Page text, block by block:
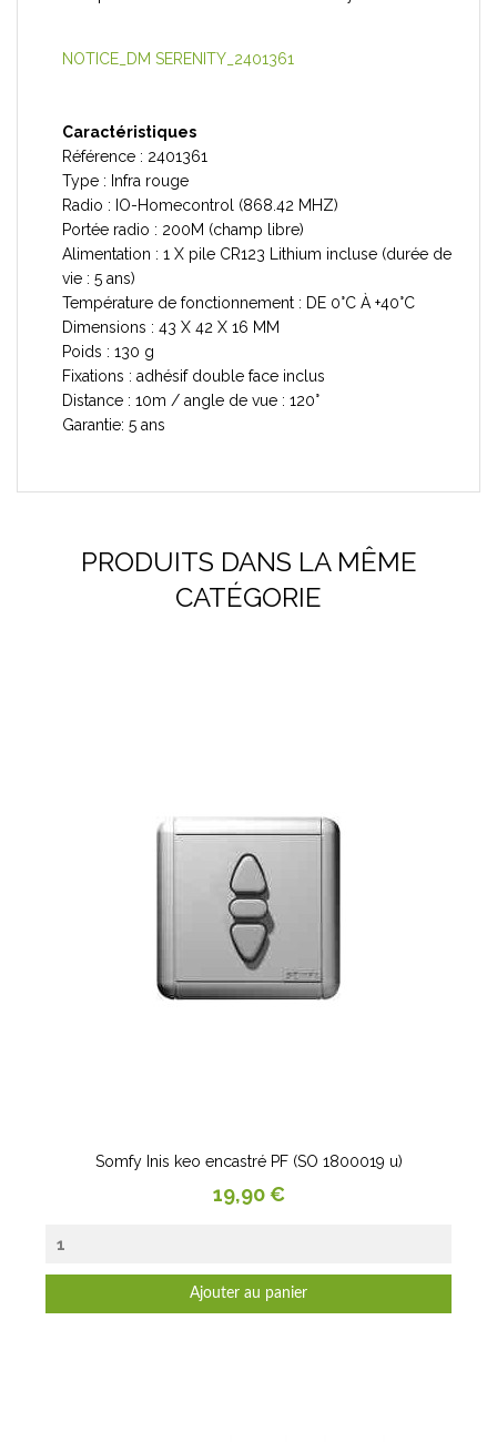
NOTICE_DM SERENITY_2401361
Caractéristiques
Référence : 2401361
Type : Infra rouge
Radio : IO-Homecontrol (868.42 MHZ)
Portée radio : 200M (champ libre)
Alimentation : 1 X pile CR123 Lithium incluse (durée de
vie : 5 ans)
Température de fonctionnement : DE 0°C À +40°C
Dimensions : 43 X 42 X 16 MM
Poids : 130 g
Fixations : adhésif double face inclus
Distance : 10m / angle de vue : 120°
Garantie: 5 ans
PRODUITS DANS LA MÊME
CATÉGORIE
Somfy Inis keo encastré PF (SO 1800019 u)
Prix
19,90 €
Ajouter au panier